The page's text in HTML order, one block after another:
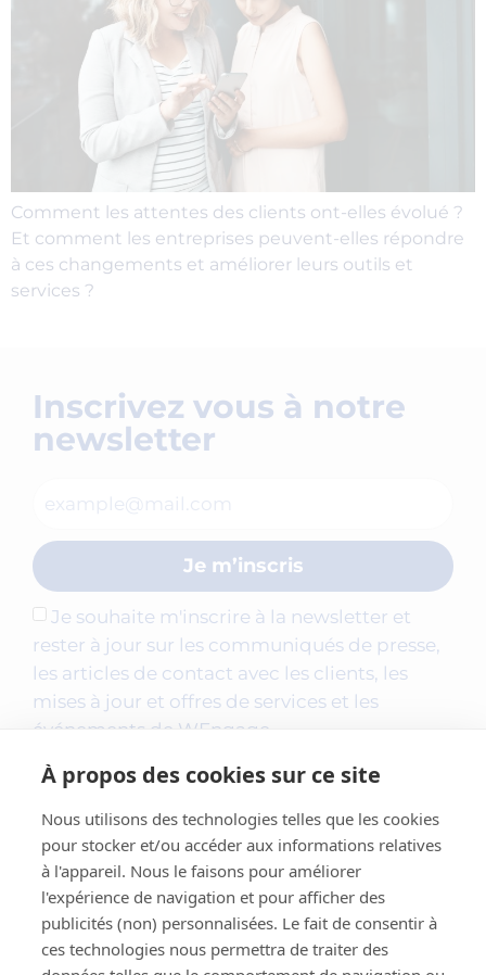
À propos des cookies sur ce site
Nous utilisons des technologies telles que les cookies
pour stocker et/ou accéder aux informations relatives
à l'appareil. Nous le faisons pour améliorer
l'expérience de navigation et pour afficher des
publicités (non) personnalisées. Le fait de consentir à
ces technologies nous permettra de traiter des
Comment les attentes des clients ont-elles évolué ?
Et comment les entreprises peuvent-elles répondre
à ces changements et améliorer leurs outils et
services ?
Inscrivez vous à notre
newsletter
Je souhaite m'inscrire à la newsletter et
rester à jour sur les communiqués de presse,
les articles de contact avec les clients, les
mises à jour et offres de services et les
événements de WEngage.
Je m’inscris